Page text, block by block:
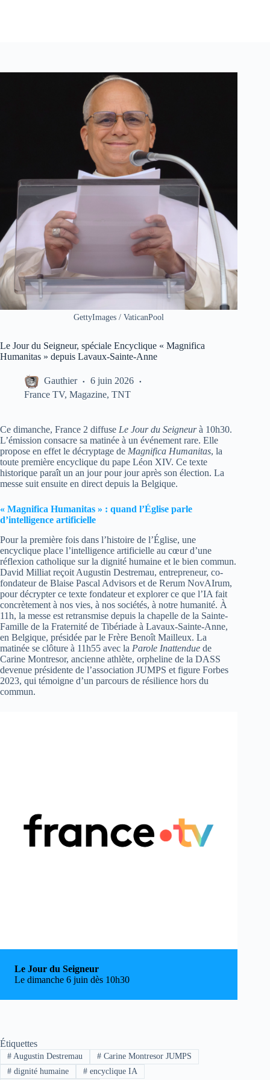
GettyImages / VaticanPool
Le Jour du Seigneur, spéciale Encyclique « Magnifica
Humanitas » depuis Lavaux-Sainte-Anne
Gauthier
6 juin 2026
France TV, Magazine, TNT
Ce dimanche, France 2 diffuse Le Jour du Seigneurà 10h30.
L’émission consacre sa matinée à un événement rare. Elle
propose en effet le décryptage de Magnifica Humanitas, la
toute première encyclique du pape Léon XIV. Ce texte
historique paraît un an jour pour jour après son élection. La
messe suit ensuite en direct depuis la Belgique.
« Magnifica Humanitas » : quand l’Église parle
d’intelligence artificielle
Pour la première fois dans l’histoire de l’Église, une
encyclique place l’intelligence artificielle au cœur d’une
réflexion catholique sur la dignité humaine et le bien commun.
David Milliat reçoit Augustin Destremau, entrepreneur, co-
fondateur de Blaise Pascal Advisors et de Rerum NovAIrum,
pour décrypter ce texte fondateur et explorer ce que l’IA fait
concrètement à nos vies, à nos sociétés, à notre humanité. À
11h, la messe est retransmise depuis la chapelle de la Sainte-
Famille de la Fraternité de Tibériade à Lavaux-Sainte-Anne,
en Belgique, présidée par le Frère Benoît Mailleux. La
matinée se clôture à 11h55 avec la Parole Inattendue de
Carine Montresor, ancienne athlète, orpheline de la DASS
devenue présidente de l’association JUMPS et figure Forbes
2023, qui témoigne d’un parcours de résilience hors du
commun.
Le Jour du Seigneur
Le dimanche 6 juin dès 10h30
Étiquettes
#Augustin Destremau #Carine Montresor JUMPS
#dignité humaine #encyclique IA